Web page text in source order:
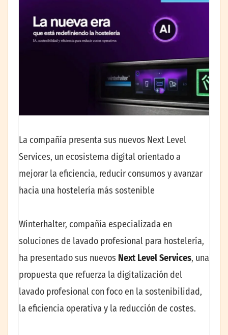
La compañía presenta sus nuevos Next Level
Services, un ecosistema digital orientado a
mejorar la eficiencia, reducir consumos y avanzar
hacia una hostelería más sostenible
Winterhalter, compañía especializada en
soluciones de lavado profesional para hostelería,
ha presentado sus nuevos Next Level Services, una
propuesta que refuerza la digitalización del
lavado profesional con foco en la sostenibilidad,
la eficiencia operativa y la reducción de costes.